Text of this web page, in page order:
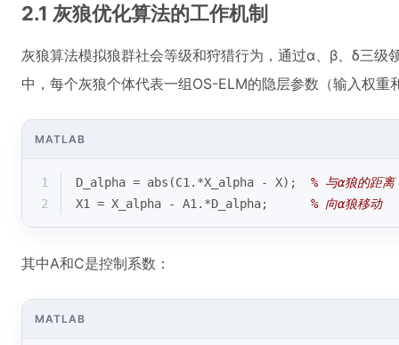
2.1 灰狼优化算法的工作机制
灰狼算法模拟狼群社会等级和狩猎行为，通过α、β、δ三级
中，每个灰狼个体代表一组OS-ELM的隐层参数（输入权重
MATLAB
1 D_alpha = abs (C1.*X_alpha - X); % 与α狼的距离
2
X1 = X_alpha - A1.*D_alpha; % 向α狼移动
其中A和C是控制系数：
MATLAB